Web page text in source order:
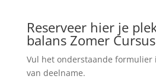
Reserveer hier je
balans Zomer
Vul het onderstaande formulier
van deelname.